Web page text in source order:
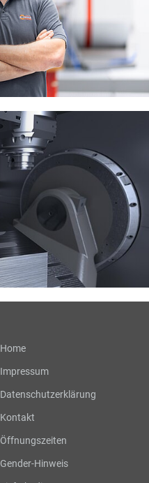
Home
Impressum
Datenschutzerklärung
Kontakt
Öffnungszeiten
Gender-Hinweis